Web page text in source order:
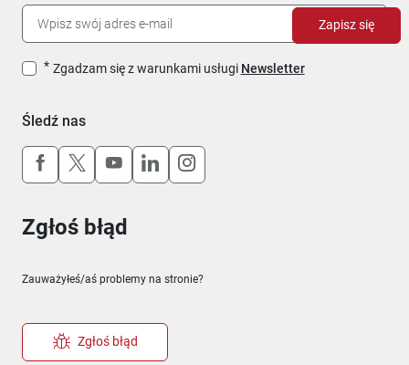
Zgadzam się z warunkami usługi Newsletter
Zapisz się
Śledź nas
Uwaga, link otworzy się w nowym oknie
Uwaga, link otworzy się w nowym oknie
Uwaga, link otworzy się w nowym
Uwaga, link otworzy się w
Uwaga, link otworzy się w
Zgłoś błąd
Zauważyłeś/aś problemy na stronie?
Zgłoś błąd